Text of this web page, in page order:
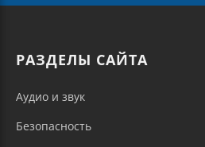
РАЗДЕЛЫ САЙТА
Аудио и звук
Безопасность